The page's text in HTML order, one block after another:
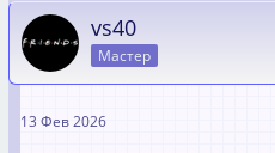
vs40
Мастер
13 Фев 2026